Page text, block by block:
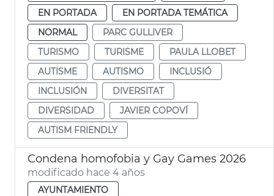
EN PORTADA
EN PORTADA TEMÁTICA
NORMAL
PARC GULLIVER
TURISMO
TURISME
PAULA LLOBET
AUTISME
AUTISMO
INCLUSIÓ
INCLUSIÓN
DIVERSITAT
DIVERSIDAD
JAVIER COPOVÍ
AUTISM FRIENDLY
Condena homofobia y Gay Games 2026
modificado hace 4 años
AYUNTAMIENTO